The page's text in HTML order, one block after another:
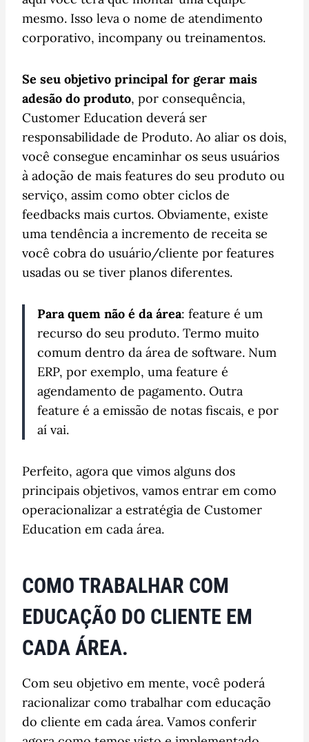
mesmo. Isso leva o nome de atendimento
corporativo, incompany ou treinamentos.
Se seu objetivo principal for gerar mais
adesão do produto, por consequência,
Customer Education deverá ser
responsabilidade de Produto. Ao aliar os dois,
você consegue encaminhar os seus usuários
à adoção de mais features do seu produto ou
serviço, assim como obter ciclos de
feedbacks mais curtos. Obviamente, existe
uma tendência a incremento de receita se
você cobra do usuário/cliente por features
usadas ou se tiver planos diferentes.
Para quem não é da área: feature é um
recurso do seu produto. Termo muito
comum dentro da área de software. Num
ERP, por exemplo, uma feature é
agendamento de pagamento. Outra
feature é a emissão de notas fiscais, e por
aí vai.
Perfeito, agora que vimos alguns dos
principais objetivos, vamos entrar em como
operacionalizar a estratégia de Customer
Education em cada área.
COMO TRABALHAR COM
EDUCAÇÃO DO CLIENTE EM
CADA ÁREA.
Com seu objetivo em mente, você poderá
racionalizar como trabalhar com educação
do cliente em cada área. Vamos conferir